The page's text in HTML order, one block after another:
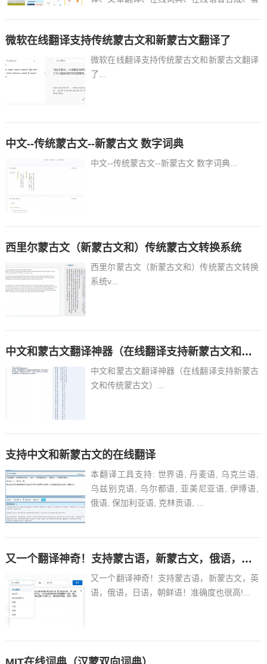
告免费版本！1.支持在线翻译2.支持在线语音
翻译蒙古文3....
微软在线翻译支持传统蒙古文和新蒙古文翻译了
微软在线翻译支持传统蒙古文和新蒙古文翻译
了...
中文--传统蒙古文--新蒙古文 数字词典
中文--传统蒙古文--新蒙古文 数字词典...
西里尔蒙古文（新蒙古文和）传统蒙古文转换系统
西里尔蒙古文（新蒙古文和）传统蒙古文转换
系统v...
中文和蒙古文翻译神器（在线翻译支持新蒙古文和传统蒙古文）
中文和蒙古文翻译神器（在线翻译支持新蒙古
文和传统蒙古文）...
支持中文和新蒙古文的在线翻译
本翻译工具支持: 世界语, 丹麦语, 乌克兰语,
乌兹别克语, 乌尔都语, 亚美尼亚语, 伊博语,
俄语, 保加利亚语, 克林贡语, ...
又一个翻译神奇！支持蒙古语，新蒙古文，俄语，日语，朝鲜语！
又一个翻译神奇！支持蒙古语，新蒙古文，英
语，俄语，日语，朝鲜语！准确度也很高!...